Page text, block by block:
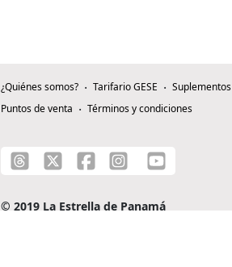
¿Quiénes somos? Tarifario GESE Suplementos
Puntos de venta
Términos y condiciones
© 2019 La Estrella de Panamá